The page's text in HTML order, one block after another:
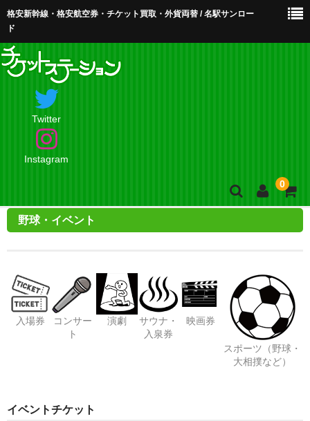
格安新幹線・格安航空券・チケット買取・外貨両替 / 名駅サンロー
ド
Twitter
Instagram
0
ホーム
買取・買取査定
買取 金・プラチナ
野球・イベント
入場券
コンサー
ト
演劇
サウナ・
入泉券
映画券
スポーツ（野球・
大相撲など）
イベントチケット